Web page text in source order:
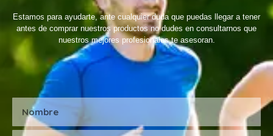
Estamos para ayudarte, ante cualquier duda que puedas llegar a tener
antes de comprar nuestros productos no dudes en consultarnos que
nuestros mejores profesionales te asesoran.